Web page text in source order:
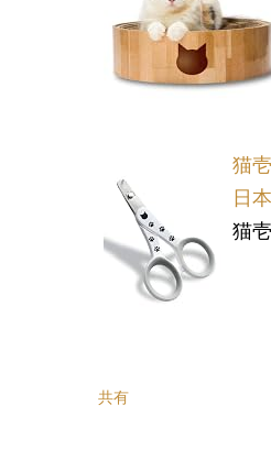
猫
日
猫壱
共有